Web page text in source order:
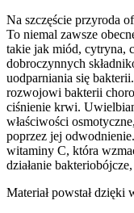
Na szczęście przyroda
To niemal zawsze
takie jak miód, cytryna,
dobroczynnych
uodparniania się
rozwojowi bakterii
ciśnienie krwi.
właściwości
poprzez jej
witaminy C, która
działanie
Materiał powstał